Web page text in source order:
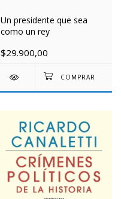
Un presidente que sea
como un rey
$29.900,00